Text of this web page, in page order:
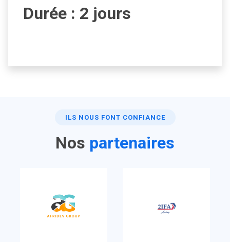
Durée : 2 jours
ILS NOUS FONT CONFIANCE
Nos partenaires